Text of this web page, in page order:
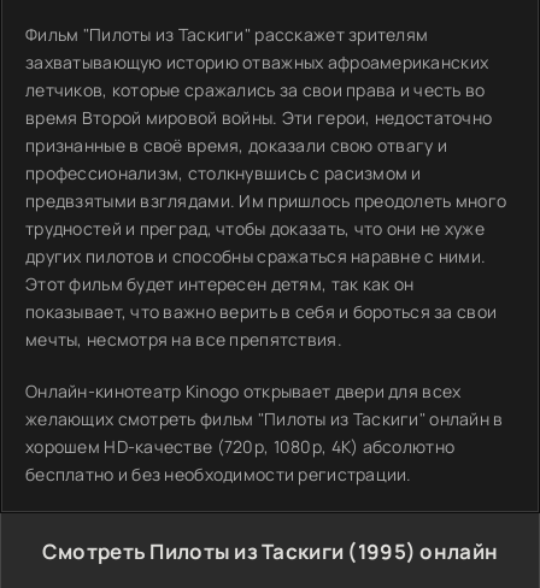
Фильм "Пилоты из Таскиги" расскажет зрителям
захватывающую историю отважных афроамериканских
летчиков, которые сражались за свои права и честь во
время Второй мировой войны. Эти герои, недостаточно
признанные в своё время, доказали свою отвагу и
профессионализм, столкнувшись с расизмом и
предвзятыми взглядами. Им пришлось преодолеть много
трудностей и преград, чтобы доказать, что они не хуже
других пилотов и способны сражаться наравне с ними.
Этот фильм будет интересен детям, так как он
показывает, что важно верить в себя и бороться за свои
мечты, несмотря на все препятствия.
Онлайн-кинотеатр Kinogo открывает двери для всех
желающих смотреть фильм "Пилоты из Таскиги" онлайн в
хорошем HD-качестве (720p, 1080p, 4K) абсолютно
бесплатно и без необходимости регистрации.
Смотреть Пилоты из Таскиги (1995) онлайн